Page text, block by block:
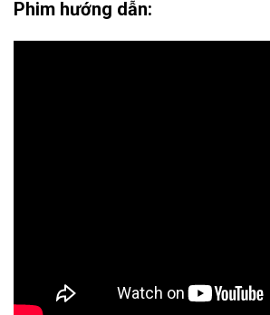
Phim hướng dẫn: